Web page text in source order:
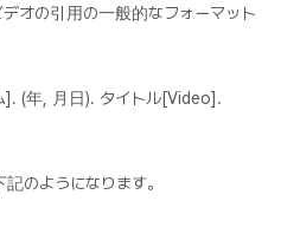
オの引用の一般的なフォーマット
]. (年, 月日). タイトル[Video].
のようになります。